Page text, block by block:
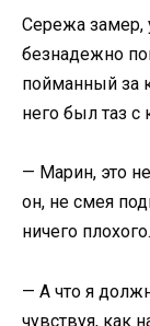
Сережа замер,
безнадежно
пойманный за
него был таз с
— Марин, это
он, не смея
ничего плохого.
— А что я
чувствуя, как